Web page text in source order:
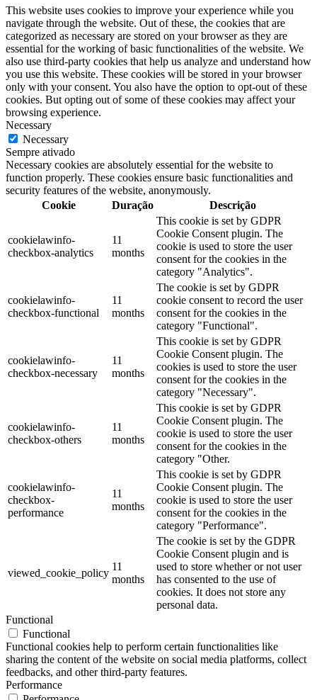
This website uses cookies to improve your experience while you
navigate through the website. Out of these, the cookies that are
categorized as necessary are stored on your browser as they are
essential for the working of basic functionalities of the website. We
also use third-party cookies that help us analyze and understand how
you use this website. These cookies will be stored in your browser
only with your consent. You also have the option to opt-out of these
cookies. But opting out of some of these cookies may affect your
browsing experience.
Necessary
Necessary
Sempre ativado
Necessary cookies are absolutely essential for the website to
function properly. These cookies ensure basic functionalities and
security features of the website, anonymously.
Cookie
Duração Descrição
cookielawinfo-
checkbox-analytics
11
months
This cookie is set by GDPR
Cookie Consent plugin. The
cookie is used to store the user
consent for the cookies in the
category "Analytics".
cookielawinfo-
checkbox-functional
11
months
The cookie is set by GDPR
cookie consent to record the user
consent for the cookies in the
category "Functional".
cookielawinfo-
checkbox-necessary
11
months
This cookie is set by GDPR
Cookie Consent plugin. The
cookies is used to store the user
consent for the cookies in the
category "Necessary".
cookielawinfo-
checkbox-others
11
months
This cookie is set by GDPR
Cookie Consent plugin. The
cookie is used to store the user
consent for the cookies in the
category "Other.
cookielawinfo-
checkbox-
performance
11
months
This cookie is set by GDPR
Cookie Consent plugin. The
cookie is used to store the user
consent for the cookies in the
category "Performance".
viewed_cookie_policy
11
months
The cookie is set by the GDPR
Cookie Consent plugin and is
used to store whether or not user
has consented to the use of
cookies. It does not store any
personal data.
Functional
Functional
Functional cookies help to perform certain functionalities like
sharing the content of the website on social media platforms, collect
feedbacks, and other third-party features.
Performance